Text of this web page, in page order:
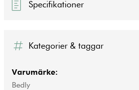
Specifikationer
Kategorier & taggar
Varumärke:
Bedly